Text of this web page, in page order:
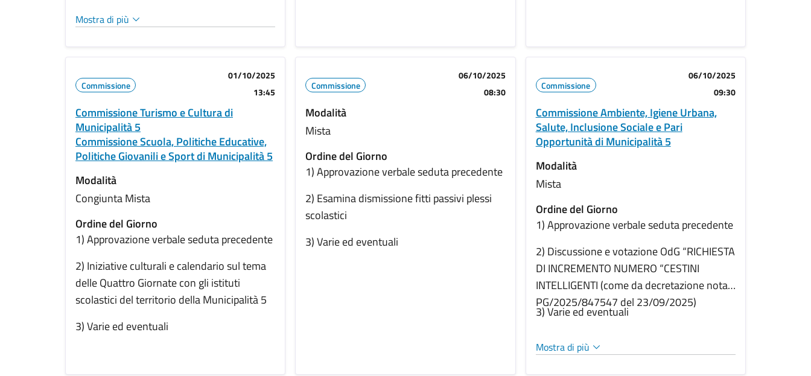
Mostra di più
Commissione
01/10/2025
13:45
Commissione Turismo e Cultura di
Municipalità 5
Commissione Scuola, Politiche Educative,
Politiche Giovanili e Sport di Municipalità 5
Modalità
Congiunta Mista
Ordine del Giorno
1) Approvazione verbale seduta precedente
2) Iniziative culturali e calendario sul tema
delle Quattro Giornate con gli istituti
scolastici del territorio della Municipalità 5
3) Varie ed eventuali
Commissione
06/10/2025
08:30
Modalità
Mista
Ordine del Giorno
1) Approvazione verbale seduta precedente
2) Esamina dismissione fitti passivi plessi
scolastici
3) Varie ed eventuali
Commissione
06/10/2025
09:30
Commissione Ambiente, Igiene Urbana,
Salute, Inclusione Sociale e Pari
Opportunità di Municipalità 5
Modalità
Mista
Ordine del Giorno
1) Approvazione verbale seduta precedente
2) Discussione e votazione OdG “RICHIESTA
DI INCREMENTO NUMERO “CESTINI
INTELLIGENTI (come da decretazione nota
PG/2025/847547 del 23/09/2025)
3) Varie ed eventuali
Mostra di più